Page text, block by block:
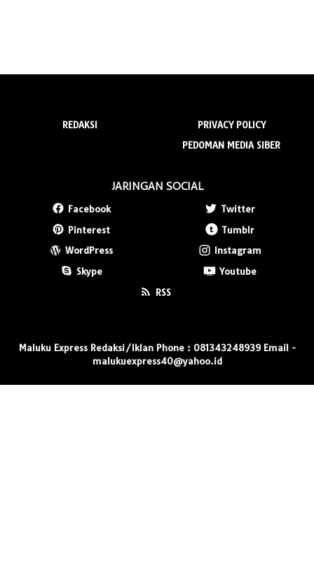
REDAKSI
PRIVACY POLICY
PEDOMAN MEDIA SIBER
JARINGAN SOCIAL
Facebook
Twitter
Pinterest
Tumblr
WordPress
Instagram
Skype
Youtube
RSS
Maluku Express Redaksi/Iklan Phone : 081343248939 Email -
malukuexpress40@yahoo.id